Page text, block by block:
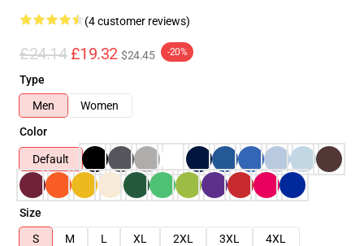
(4 customer reviews)
£24.14 £19.32 $24.45 -20%
Type
Men
Women
Color
Default
Size
S
M L XL 2XL 3XL
4XL